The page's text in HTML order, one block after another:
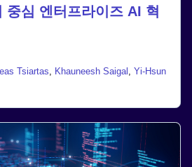
중심 엔터프라이즈 AI 혁
Tsiartas, Khauneesh Saigal , Yi-Hsun